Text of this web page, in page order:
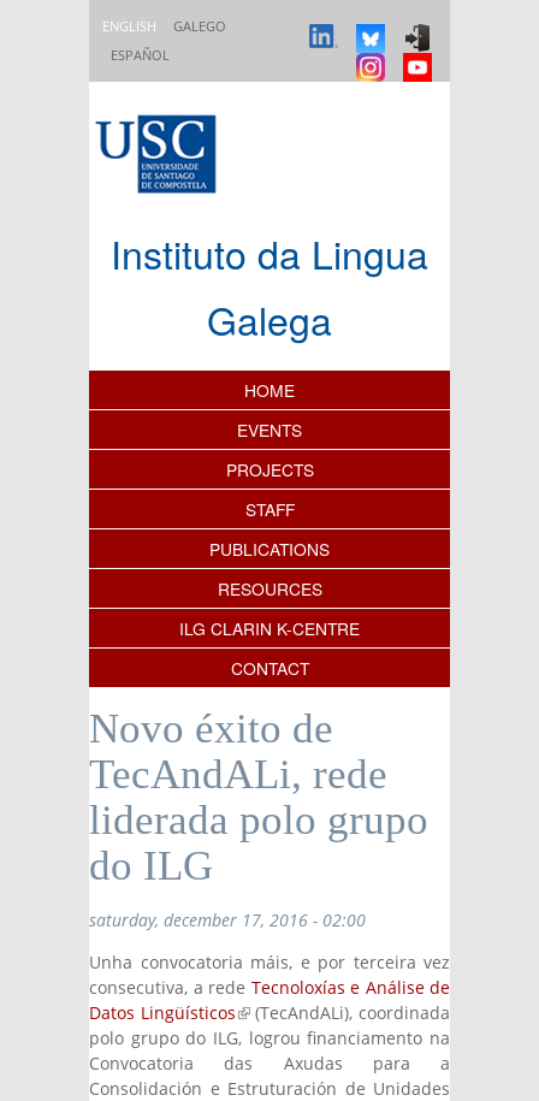
ENGLISH
GALEGO
ESPAÑOL
Instituto da Lingua
Galega
Content Index
HOME
EVENTS
PROJECTS
STAFF
PUBLICATIONS
RESOURCES
ILG CLARIN K-CENTRE
CONTACT
Novo éxito de
TecAndALi, rede
liderada polo grupo
do ILG
saturday, december 17, 2016 - 02:00
Unha convocatoria máis, e por terceira vez
consecutiva, a rede Tecnoloxías e Análise de
Datos Lingüísticos(link is external)
(TecAndALi), coordinada
polo grupo do ILG, logrou financiamento na
Convocatoria das Axudas para a
Consolidación e Estruturación de Unidades